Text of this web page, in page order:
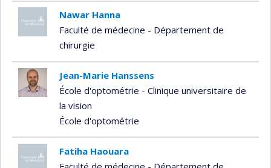
Nawar Hanna
Faculté de médecine - Département de
chirurgie
Jean-Marie Hanssens
École d'optométrie - Clinique universitaire de
la vision
École d'optométrie
Fatiha Haouara